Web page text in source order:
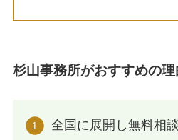
杉山事務所がおすすめの理
全国に展開し無料相